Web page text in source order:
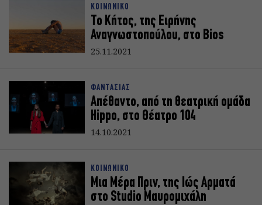
ΚΟΙΝΩΝΙΚΟ
Το Κήτος, της Ειρήνης
Αναγνωστοπούλου, στο Bios
25.11.2021
ΦΑΝΤΑΣΙΑΣ
Απέθαντο, από τη θεατρική ομάδα
Hippo, στο Θέατρο 104
14.10.2021
ΚΟΙΝΩΝΙΚΟ
Μια Μέρα Πριν, της Ιώς Αρματά
στο Studio Μαυρομιχάλη